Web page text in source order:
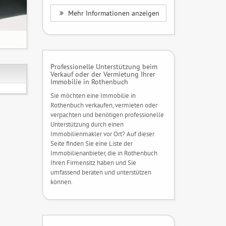
Mehr Informationen anzeigen
Professionelle Unterstützung beim
Verkauf oder der Vermietung Ihrer
Immobilie in Rothenbuch
Sie möchten eine Immobilie in
Rothenbuch verkaufen, vermieten oder
verpachten und benötigen professionelle
Unterstützung durch einen
Immobilienmakler vor Ort? Auf dieser
Seite finden Sie eine Liste der
Immobilienanbieter, die in Rothenbuch
Ihren Firmensitz haben und Sie
umfassend beraten und unterstützen
können.